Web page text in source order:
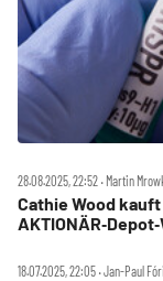
28.08.2025, 22:52 ‧ Martin
Cathie Wood
18.07.2025, 22:05 ‧ Jan-Paul Fóri